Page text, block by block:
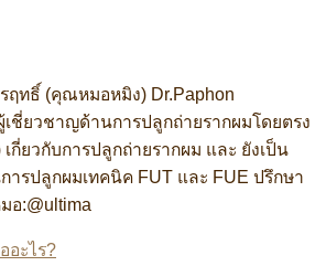
ทธิ์ (คุณหมอหมิง) Dr.Paphon
ชี่ยวชาญด้านการปลูกถ่ายรากผมโดยตรง
กี่ยวกับการปลูกถ่ายรากผม และ ยังเป็น
รปลูกผมเทคนิค FUT และ FUE ปรึกษา
:@ultima
อะไร?